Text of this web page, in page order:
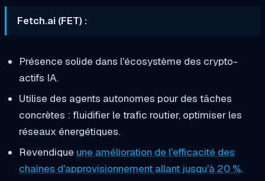
Fetch.ai (FET) :
Présence solide dans l'écosystème des crypto-
actifs IA.
Utilise des agents autonomes pour des tâches
concrètes : fluidifier le trafic routier, optimiser les
réseaux énergétiques.
Revendique une amélioration de l'efficacité des
chaînes d'approvisionnement allant jusqu'à 20 %.